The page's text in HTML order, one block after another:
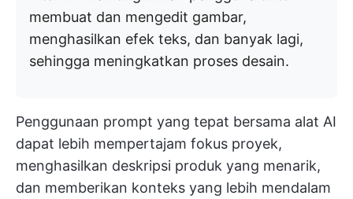
membuat dan mengedit gambar,
menghasilkan efek teks, dan banyak lagi,
sehingga meningkatkan proses desain.
Penggunaan prompt yang tepat bersama alat AI
dapat lebih mempertajam fokus proyek,
menghasilkan deskripsi produk yang menarik,
dan memberikan konteks yang lebih mendalam